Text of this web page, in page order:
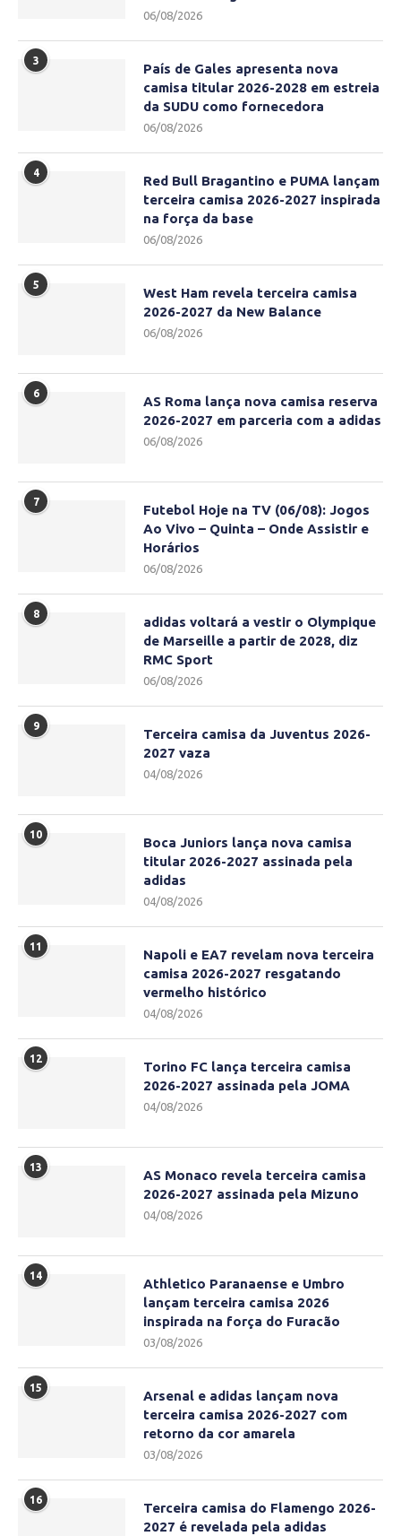
06/08/2026
3
País de Gales apresenta nova
camisa titular 2026-2028 em estreia
da SUDU como fornecedora
06/08/2026
4
Red Bull Bragantino e PUMA lançam
terceira camisa 2026-2027 inspirada
na força da base
06/08/2026
5
West Ham revela terceira camisa
2026-2027 da New Balance
06/08/2026
6
AS Roma lança nova camisa reserva
2026-2027 em parceria com a adidas
06/08/2026
7
Futebol Hoje na TV (06/08): Jogos
Ao Vivo – Quinta – Onde Assistir e
Horários
06/08/2026
8
adidas voltará a vestir o Olympique
de Marseille a partir de 2028, diz
RMC Sport
06/08/2026
9
Terceira camisa da Juventus 2026-
2027 vaza
04/08/2026
10
Boca Juniors lança nova camisa
titular 2026-2027 assinada pela
adidas
04/08/2026
11
Napoli e EA7 revelam nova terceira
camisa 2026-2027 resgatando
vermelho histórico
04/08/2026
12
Torino FC lança terceira camisa
2026-2027 assinada pela JOMA
04/08/2026
13
AS Monaco revela terceira camisa
2026-2027 assinada pela Mizuno
04/08/2026
14
Athletico Paranaense e Umbro
lançam terceira camisa 2026
inspirada na força do Furacão
03/08/2026
15
Arsenal e adidas lançam nova
terceira camisa 2026-2027 com
retorno da cor amarela
03/08/2026
16
Terceira camisa do Flamengo 2026-
2027 é revelada pela adidas